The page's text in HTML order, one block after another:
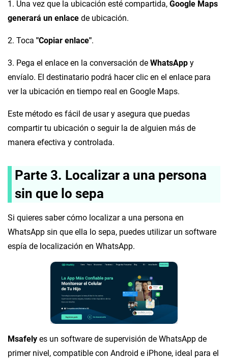
1. Una vez que la ubicación esté compartida, Google Maps
generará un enlace de ubicación.
2. Toca "Copiar enlace".
3. Pega el enlace en la conversación de WhatsApp y
envíalo. El destinatario podrá hacer clic en el enlace para
ver la ubicación en tiempo real en Google Maps.
Este método es fácil de usar y asegura que puedas
compartir tu ubicación o seguir la de alguien más de
manera efectiva y controlada.
Parte 3. Localizar a una persona
sin que lo sepa
Si quieres saber cómo localizar a una persona en
WhatsApp sin que ella lo sepa, puedes utilizar un software
espía de localización en WhatsApp.
Msafely es un software de supervisión de WhatsApp de
primer nivel, compatible con Android e iPhone, ideal para el